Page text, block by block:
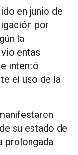
en junio de
por
la
intentó
el uso de la
su estado de
prolongada